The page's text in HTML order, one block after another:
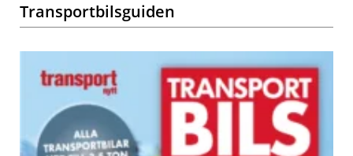
Transportbilsguiden